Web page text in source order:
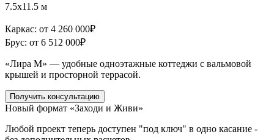
7.5x11.5 м
Каркас: от 4 260 000₽
Брус: от 6 512 000₽
«Лира М» — удобные одноэтажные коттеджи с вальмовой
крышей и просторной террасой.
Получить консультацию
Новый формат «Заходи и Живи»
Любой проект теперь доступен "под ключ" в одно касание -